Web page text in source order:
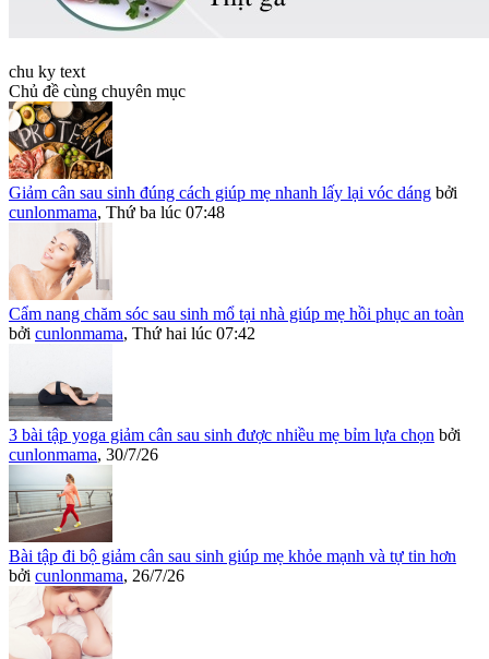
chu ky text
Chủ đề cùng chuyên mục
Giảm cân sau sinh đúng cách giúp mẹ nhanh lấy lại vóc dáng bởi
cunlonmama, Thứ ba lúc 07:48
Cẩm nang chăm sóc sau sinh mổ tại nhà giúp mẹ hồi phục an toàn
bởi cunlonmama, Thứ hai lúc 07:42
3 bài tập yoga giảm cân sau sinh được nhiều mẹ bỉm lựa chọn bởi
cunlonmama, 30/7/26
Bài tập đi bộ giảm cân sau sinh giúp mẹ khỏe mạnh và tự tin hơn
bởi cunlonmama, 26/7/26